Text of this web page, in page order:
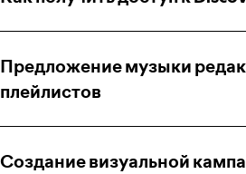
Предложение музыки
плейлистов
Предложение музыки
плейлистов
Создание визуальной
Создание визуальной